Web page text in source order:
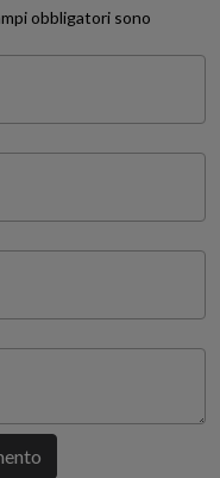
obbligatori sono